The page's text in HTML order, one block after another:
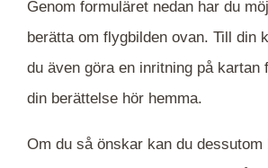
Genom formuläret nedan har du
berätta om flygbilden ovan. Till din
du även göra en inritning på kartan
din berättelse hör hemma.
Om du så önskar kan du dessutom